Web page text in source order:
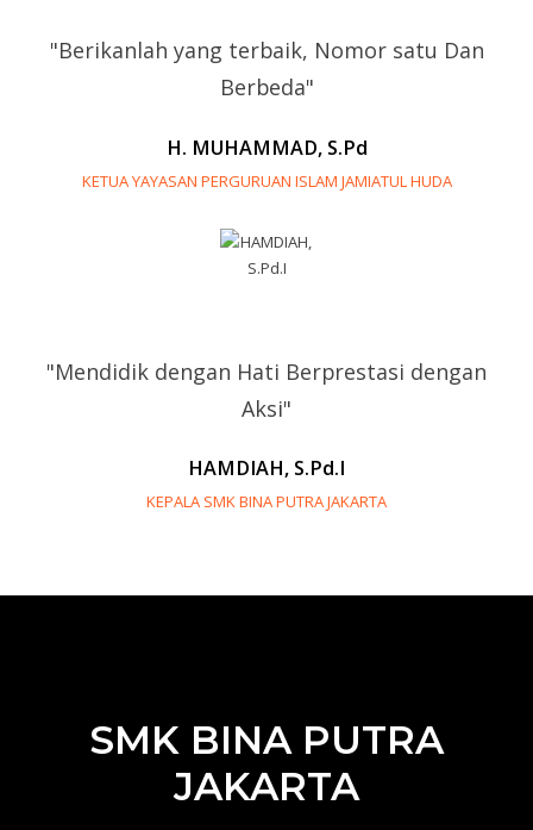
"Berikanlah yang terbaik, Nomor satu Dan
Berbeda"
H. MUHAMMAD, S.Pd
KETUA YAYASAN PERGURUAN ISLAM JAMIATUL HUDA
"Mendidik dengan Hati Berprestasi dengan
Aksi"
HAMDIAH, S.Pd.I
KEPALA SMK BINA PUTRA JAKARTA
SMK BINA PUTRA
JAKARTA